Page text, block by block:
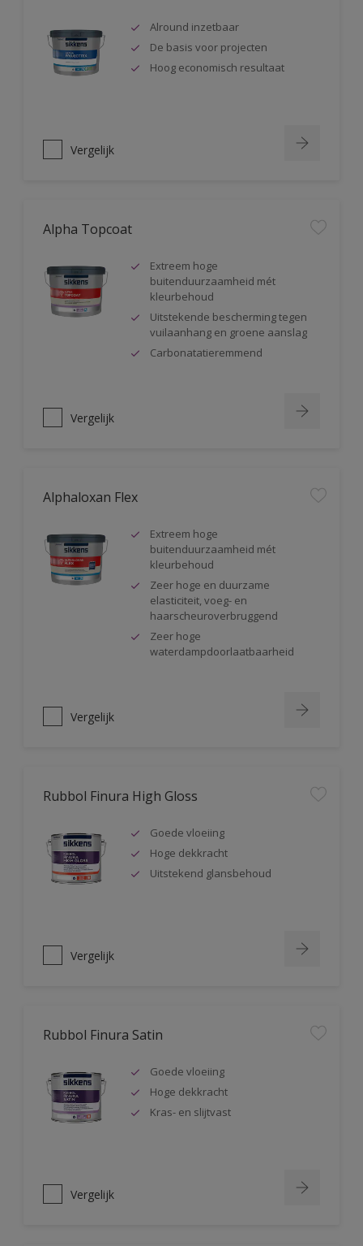
Alround inzetbaar
De basis voor projecten
Hoog economisch resultaat
Vergelijk
Alpha Topcoat
Extreem hoge
buitenduurzaamheid mét
kleurbehoud
Uitstekende bescherming tegen
vuilaanhang en groene aanslag
Carbonatatieremmend
Vergelijk
Alphaloxan Flex
Extreem hoge
buitenduurzaamheid mét
kleurbehoud
Zeer hoge en duurzame
elasticiteit, voeg- en
haarscheuroverbruggend
Zeer hoge
waterdampdoorlaatbaarheid
Vergelijk
Rubbol Finura High Gloss
Goede vloeiing
Hoge dekkracht
Uitstekend glansbehoud
Vergelijk
Rubbol Finura Satin
Goede vloeiing
Hoge dekkracht
Kras- en slijtvast
Vergelijk